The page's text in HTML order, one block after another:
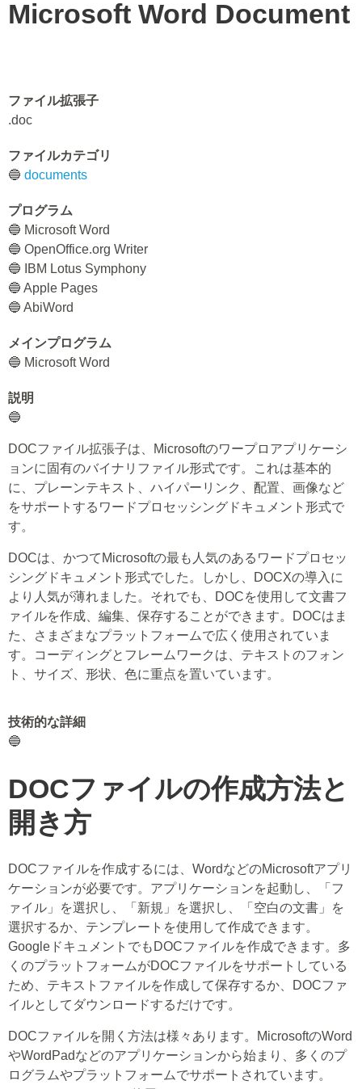
Microsoft Word Document
ファイル拡張子
.doc
ファイルカテゴリ
🔵 documents
プログラム
🔵 Microsoft Word
🔵 OpenOffice.org Writer
🔵 IBM Lotus Symphony
🔵 Apple Pages
🔵 AbiWord
メインプログラム
🔵 Microsoft Word
説明
🔵
DOCファイル拡張子は、Microsoftのワープロアプリケーシ
ョンに固有のバイナリファイル形式です。これは基本的
に、プレーンテキスト、ハイパーリンク、配置、画像など
をサポートするワードプロセッシングドキュメント形式で
す。
DOCは、かつてMicrosoftの最も人気のあるワードプロセッ
シングドキュメント形式でした。しかし、DOCXの導入に
より人気が薄れました。それでも、DOCを使用して文書フ
ァイルを作成、編集、保存することができます。DOCはま
た、さまざまなプラットフォームで広く使用されていま
す。コーディングとフレームワークは、テキストのフォン
ト、サイズ、形状、色に重点を置いています。
技術的な詳細
🔵
DOCファイルの作成方法と
開き方
DOCファイルを作成するには、WordなどのMicrosoftアプリ
ケーションが必要です。アプリケーションを起動し、「フ
ァイル」を選択し、「新規」を選択し、「空白の文書」を
選択するか、テンプレートを使用して作成できます。
GoogleドキュメントでもDOCファイルを作成できます。多
くのプラットフォームがDOCファイルをサポートしている
ため、テキストファイルを作成して保存するか、DOCファ
イルとしてダウンロードするだけです。
DOCファイルを開く方法は様々あります。MicrosoftのWord
やWordPadなどのアプリケーションから始まり、多くのプ
ログラムやプラットフォームでサポートされています。